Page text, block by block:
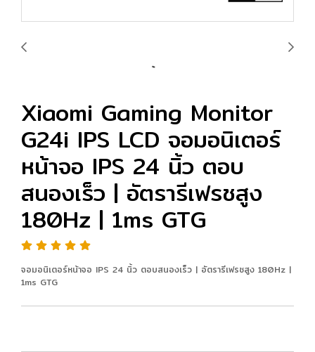
Xiaomi Gaming Monitor
G24i IPS LCD จอมอนิเตอร์
หน้าจอ IPS 24 นิ้ว ตอบ
สนองเร็ว | อัตรารีเฟรชสูง
180Hz | 1ms GTG
จอมอนิเตอร์หน้าจอ IPS 24 นิ้ว ตอบสนองเร็ว | อัตรารีเฟรชสูง 180Hz |
1ms GTG